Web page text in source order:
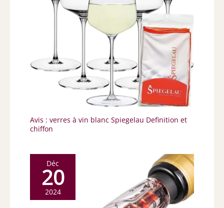
Avis : verres à vin blanc Spiegelau Definition et
chiffon
Déc
20
2024